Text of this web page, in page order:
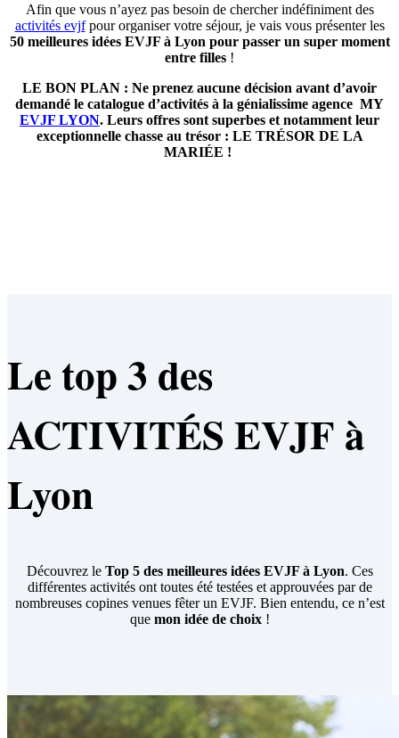
Afin que vous n’ayez pas besoin de chercher indéfiniment des
activités evjfpour organiser votre séjour, je vais vous présenter les
50 meilleures idées EVJF à Lyon pour passer un super moment
entre filles !
LE BON PLAN : Ne prenez aucune décision avant d’avoir
demandé le catalogue d’activités à la génialissime agence MY
EVJF LYON. Leurs offres sont superbes et notamment leur
exceptionnelle chasse au trésor : LE TRÉSOR DE LA
MARIÉE !
Le top 3 des
ACTIVITÉS EVJF à
Lyon
Découvrez le Top 5 des meilleures idées EVJF à Lyon. Ces
différentes activités ont toutes été testées et approuvées par de
nombreuses copines venues fêter un EVJF. Bien entendu, ce n’est
que mon idée de choix!